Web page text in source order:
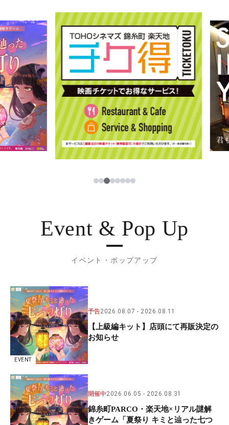
ニュース
レストラン・カフェ
TAX FREE
PARCOメンバーズ
JP
한국어
ภาษาไทย
日本語
1234567
Event & Pop Up
イベント・ポップアップ
EVENT
予告2026.08.07 2026.08.11
【上級編キット】店頭にて再販決定の
お知らせ
開催中2026.06.05 2026.08.31
錦糸町PARCO・楽天地×リアル謎解
きゲーム「夏祭り キミと辿った七つ